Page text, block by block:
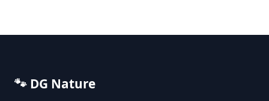
🐾 DG Nature